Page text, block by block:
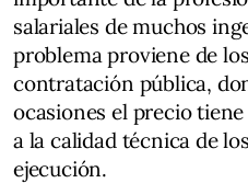
salariales de muchos
problema proviene de
contratación pública,
ocasiones el precio
a la calidad técnica de
ejecución.